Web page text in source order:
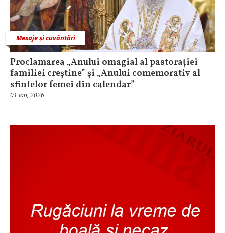
Mesaje și cuvântări
Proclamarea „Anului omagial al pastorației
familiei creștine” și „Anului comemorativ al
sfintelor femei din calendar”
01 Ian, 2026